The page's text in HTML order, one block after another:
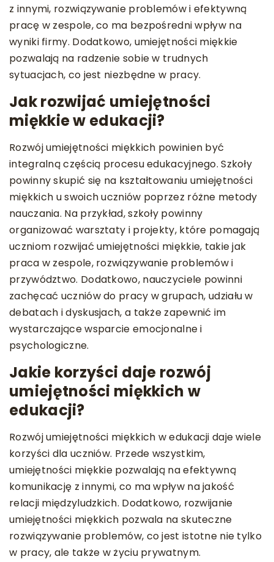
z innymi, rozwiązywanie problemów i efektywną
pracę w zespole, co ma bezpośredni wpływ na
wyniki firmy. Dodatkowo, umiejętności miękkie
pozwalają na radzenie sobie w trudnych
sytuacjach, co jest niezbędne w pracy.
Jak rozwijać umiejętności
miękkie w edukacji?
Rozwój umiejętności miękkich powinien być
integralną częścią procesu edukacyjnego. Szkoły
powinny skupić się na kształtowaniu umiejętności
miękkich u swoich uczniów poprzez różne metody
nauczania. Na przykład, szkoły powinny
organizować warsztaty i projekty, które pomagają
uczniom rozwijać umiejętności miękkie, takie jak
praca w zespole, rozwiązywanie problemów i
przywództwo. Dodatkowo, nauczyciele powinni
zachęcać uczniów do pracy w grupach, udziału w
debatach i dyskusjach, a także zapewnić im
wystarczające wsparcie emocjonalne i
psychologiczne.
Jakie korzyści daje rozwój
umiejętności miękkich w
edukacji?
Rozwój umiejętności miękkich w edukacji daje wiele
korzyści dla uczniów. Przede wszystkim,
umiejętności miękkie pozwalają na efektywną
komunikację z innymi, co ma wpływ na jakość
relacji międzyludzkich. Dodatkowo, rozwijanie
umiejętności miękkich pozwala na skuteczne
rozwiązywanie problemów, co jest istotne nie tylko
w pracy, ale także w życiu prywatnym.